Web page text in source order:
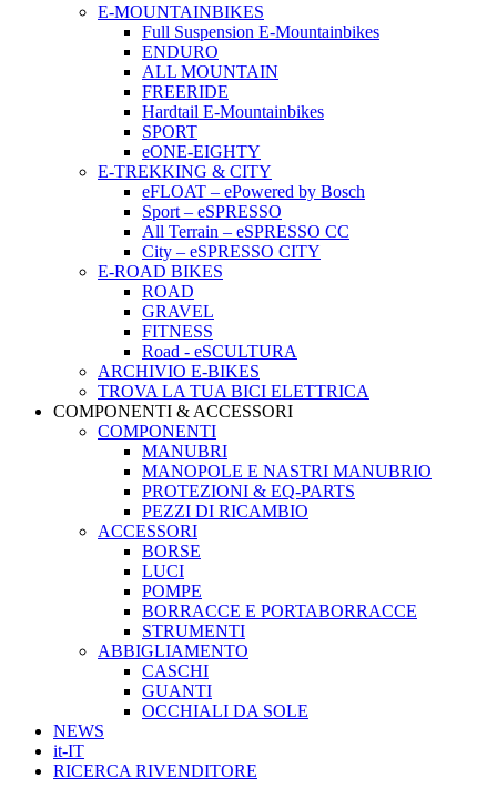
E-MOUNTAINBIKES
Full Suspension E-Mountainbikes
ENDURO
ALL MOUNTAIN
FREERIDE
Hardtail E-Mountainbikes
SPORT
eONE-EIGHTY
E-TREKKING & CITY
eFLOAT – ePowered by Bosch
Sport – eSPRESSO
All Terrain – eSPRESSO CC
City – eSPRESSO CITY
E-ROAD BIKES
ROAD
GRAVEL
FITNESS
Road - eSCULTURA
ARCHIVIO E-BIKES
TROVA LA TUA BICI ELETTRICA
COMPONENTI & ACCESSORI
COMPONENTI
MANUBRI
MANOPOLE E NASTRI MANUBRIO
PROTEZIONI & EQ-PARTS
PEZZI DI RICAMBIO
ACCESSORI
BORSE
LUCI
POMPE
BORRACCE E PORTABORRACCE
STRUMENTI
ABBIGLIAMENTO
CASCHI
GUANTI
OCCHIALI DA SOLE
NEWS
it-IT
RICERCA RIVENDITORE